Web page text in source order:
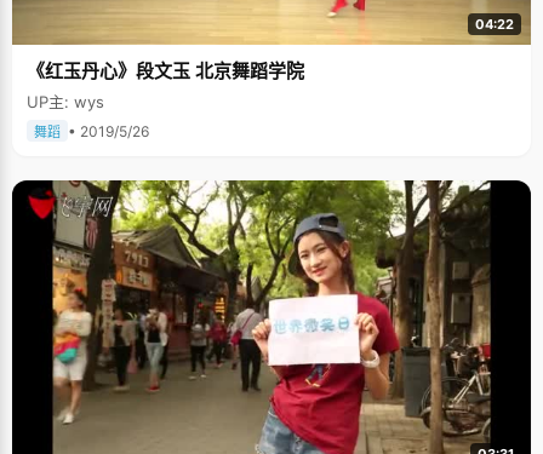
04:22
《红玉丹心》段文玉 北京舞蹈学院
UP主: wys
舞蹈 • 2019/5/26